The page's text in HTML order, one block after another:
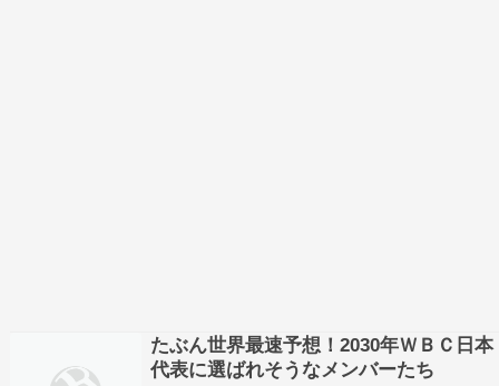
たぶん世界最速予想！2030年ＷＢＣ日本
代表に選ばれそうなメンバーたち